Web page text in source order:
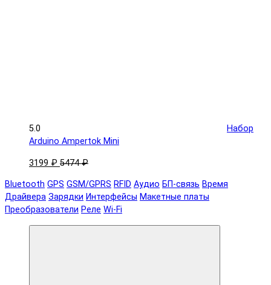
5.0
Набор
Arduino Ampertok Mini
3199 ₽ 5474 ₽
Bluetooth GPS GSM/GPRS RFID Аудио БП-связь Время
Драйвера Зарядки Интерфейсы Макетные платы
Преобразователи Реле Wi-Fi